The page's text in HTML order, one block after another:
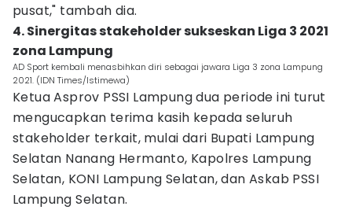
pusat," tambah dia.
4. Sinergitas stakeholder sukseskan Liga 3 2021
zona Lampung
AD Sport kembali menasbihkan diri sebagai jawara Liga 3 zona Lampung
2021. (IDN Times/Istimewa)
Ketua Asprov PSSI Lampung dua periode ini turut
mengucapkan terima kasih kepada seluruh
stakeholder terkait, mulai dari Bupati Lampung
Selatan Nanang Hermanto, Kapolres Lampung
Selatan, KONI Lampung Selatan, dan Askab PSSI
Lampung Selatan.